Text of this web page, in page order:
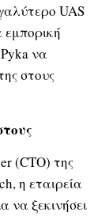
UAS
εμπορική
να
στους
(CTO) της
η εταιρεία
να ξεκινήσει